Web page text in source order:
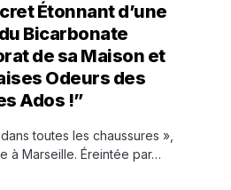
Étonnant d’une
Bicarbonate
de sa Maison et
Odeurs des
Ados !”
toutes les chaussures »,
à Marseille. Éreintée par…